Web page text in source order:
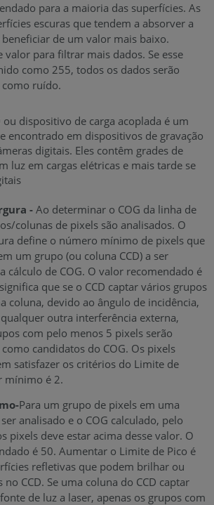
para a maioria das superfícies. As
escuras que tendem a absorver a
de um valor mais baixo.
valor para filtrar mais dados. Se esse
como 255, todos os dados serão
ruído.
ou dispositivo de carga acoplada é um
encontrado em dispositivos de gravação
digitais. Eles contêm grades de
luz em cargas elétricas e mais tarde se
-Ao determinar o COG da linha de
colunas de pixels são analisados. O
define o número mínimo de pixels que
um grupo (ou coluna CCD) a ser
cálculo de COG. O valor recomendado é
que se o CCD captar vários grupos
coluna, devido ao ângulo de incidência,
outra interferência externa,
com pelo menos 5 pixels serão
candidatos do COG. Os pixels
satisfazer os critérios do Limite de
mínimo é 2.
Para um grupo de pixels em uma
analisado e o COG calculado, pelo
pixels deve estar acima desse valor. O
é 50. Aumentar o Limite de Pico é
refletivas que podem brilhar ou
CCD. Se uma coluna do CCD captar
de luz a laser, apenas os grupos com